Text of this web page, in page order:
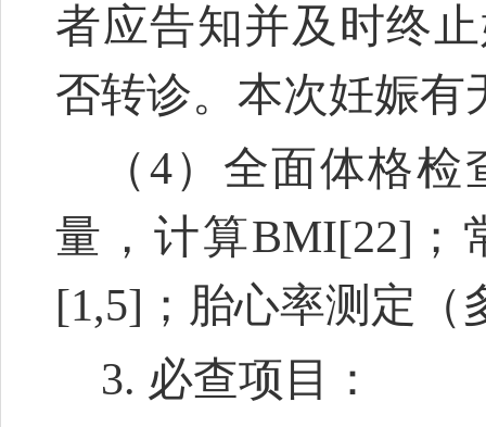
者应告知并及时终
否转诊。本次妊娠有
（4）全面体格
量，计算BMI[22]
[1,5] ；胎心率测定
3. 必查项目：